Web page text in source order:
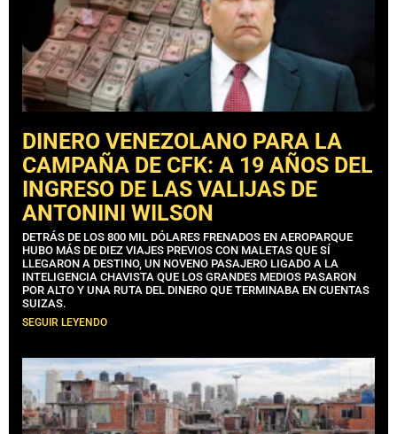
DINERO VENEZOLANO PARA LA
CAMPAÑA DE CFK: A 19 AÑOS DEL
INGRESO DE LAS VALIJAS DE
ANTONINI WILSON
DETRÁS DE LOS 800 MIL DÓLARES FRENADOS EN AEROPARQUE
HUBO MÁS DE DIEZ VIAJES PREVIOS CON MALETAS QUE SÍ
LLEGARON A DESTINO, UN NOVENO PASAJERO LIGADO A LA
INTELIGENCIA CHAVISTA QUE LOS GRANDES MEDIOS PASARON
POR ALTO Y UNA RUTA DEL DINERO QUE TERMINABA EN CUENTAS
SUIZAS.
SEGUIR LEYENDO